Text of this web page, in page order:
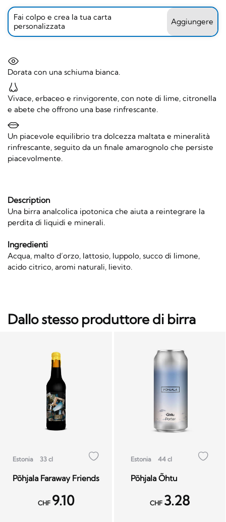
Fai colpo e crea la tua carta
personalizzata
Aggiungere
Dorata con una schiuma bianca.
Vivace, erbaceo e rinvigorente, con note di lime, citronella
e abete che offrono una base rinfrescante.
Un piacevole equilibrio tra dolcezza maltata e mineralità
rinfrescante, seguito da un finale amarognolo che persiste
piacevolmente.
Description
Una birra analcolica ipotonica che aiuta a reintegrare la
perdita di liquidi e minerali.
Ingredienti
Acqua, malto d’orzo, lattosio, luppolo, succo di limone,
acido citrico, aromi naturali, lievito.
Dallo stesso produttore di birra
Estonia 33 cl
Põhjala Faraway Friends
CHF 9.10
Estonia 44 cl
Põhjala Õhtu
CHF 3.28